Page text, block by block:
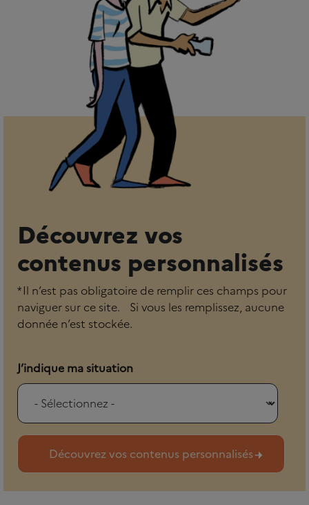
Découvrez vos
contenus personnalisés
* Il n’est pas obligatoire de remplir ces champs pour
naviguer sur ce site. Si vous les remplissez, aucune
donnée n’est stockée.
J’indique ma situation